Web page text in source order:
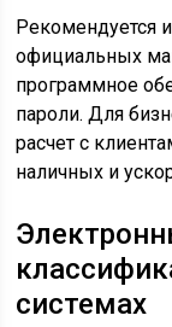
Рекомендуется
официальных
программное
пароли. Для
расчет с
наличных и
системах